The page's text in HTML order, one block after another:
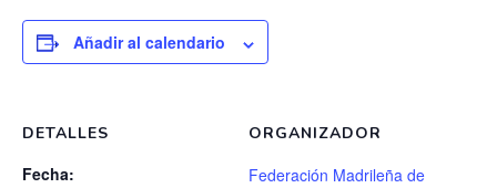
Añadir al calendario
DETALLES
Fecha:
ORGANIZADOR
Federación Madrileña de